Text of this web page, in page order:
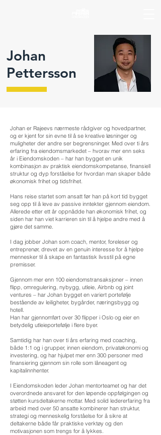
Johan
Pettersson
Johan er Rajeevs nærmeste rådgiver og hovedpartner,
og er kjent for sin evne til å se kreative løsninger og
muligheter der andre ser begrensninger. Med over ti års
erfaring fra eiendomsmarkedet – hvorav mer enn seks
år i Eiendomskoden – har han bygget en unik
kombinasjon av praktisk eiendomskompetanse, finansiell
struktur og dyp forståelse for hvordan man skaper både
økonomisk frihet og tidsfrihet.
Hans reise startet som ansatt før han på kort tid bygget
seg opp til å leve av passive inntekter gjennom eiendom.
Allerede etter ett år oppnådde han økonomisk frihet, og
siden har han viet karrieren sin til å hjelpe andre med å
gjøre det samme.
I dag jobber Johan som coach, mentor, foreleser og
entreprenør, drevet av en genuin interesse for å hjelpe
mennesker til å skape en fantastisk livsstil på egne
premisser.
Gjennom mer enn 100 eiendomstransaksjoner – innen
flipp, omregulering, nybygg, utleie, Airbnb og joint
ventures – har Johan bygget en variert portefølje
bestående av leiligheter, bygårder, næringsbygg og
hotell.
Han har gjennomført over 30 flipper i Oslo og eier en
betydelig utleieportefølje i flere byer.
Samtidig har han over ti års erfaring med coaching,
både 1:1 og i grupper, innen eiendom, privatøkonomi og
investering, og har hjulpet mer enn 300 personer med
finansiering gjennom sin rolle som låneagent og
kapitalinnhenter.
I Eiendomskoden leder Johan mentorteamet og har det
overordnede ansvaret for den løpende oppfølgingen og
støtten kursdeltakerne mottar. Med solid ledererfaring fra
arbeid med over 50 ansatte kombinerer han struktur,
strategi og menneskelig forståelse for å sikre at
deltakerne både får praktiske verktøy og den
motivasjonen som trengs for å lykkes.